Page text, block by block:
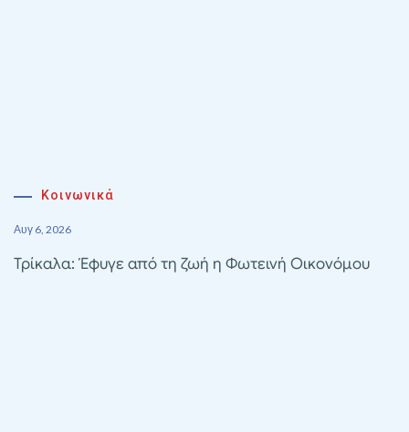
Κοινωνικά
Αυγ 6, 2026
Τρίκαλα: Έφυγε από τη ζωή η Φωτεινή Οικονόμου